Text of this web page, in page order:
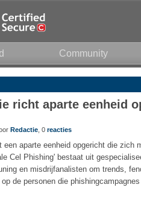
Community
richt aparte eenheid
Redactie , 0 reacties
een aparte eenheid opgericht die zich
Cel Phishing' bestaat uit
en misdrijfanalisten om trends,
de personen die